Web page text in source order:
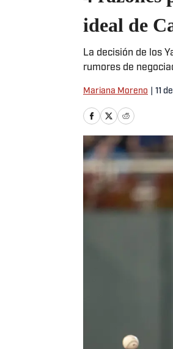
ideal de
La decisión de los
rumores de
Mariana Moreno 11